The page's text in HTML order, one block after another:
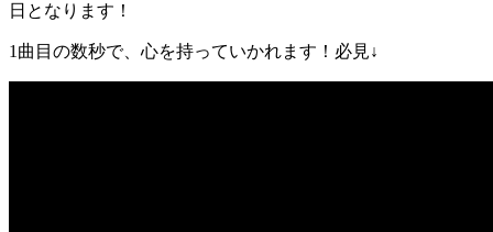
日となります！
1曲目の数秒で、心を持っていかれます！必見↓